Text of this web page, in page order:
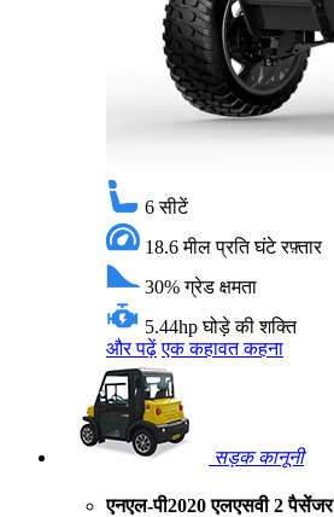
6 सीटें
18.6 मील प्रति घंटे रफ़्तार
30% ग्रेड क्षमता
5.44hp घोड़े की शक्ति
और पढ़ें एक कहावत कहना
सड़क कानूनी
एनएल-पी2020 एलएसवी 2 पैसेंजर